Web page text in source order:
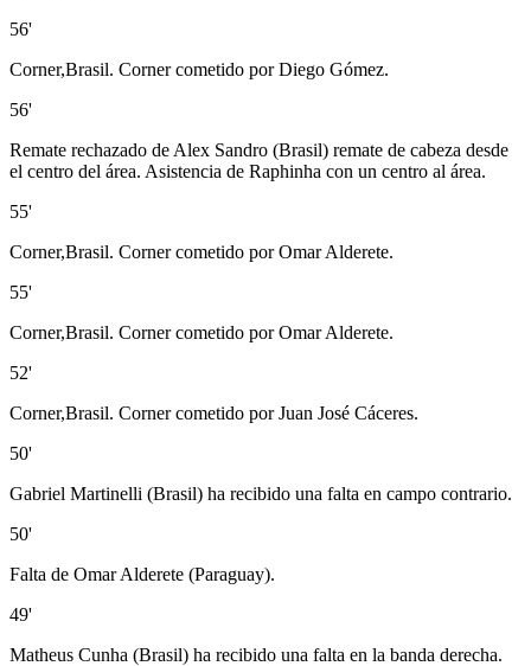
56'
Corner,Brasil. Corner cometido por Diego Gómez.
56'
Remate rechazado de Alex Sandro (Brasil) remate de cabeza desde
el centro del área. Asistencia de Raphinha con un centro al área.
55'
Corner,Brasil. Corner cometido por Omar Alderete.
55'
Corner,Brasil. Corner cometido por Omar Alderete.
52'
Corner,Brasil. Corner cometido por Juan José Cáceres.
50'
Gabriel Martinelli (Brasil) ha recibido una falta en campo contrario.
50'
Falta de Omar Alderete (Paraguay).
49'
Matheus Cunha (Brasil) ha recibido una falta en la banda derecha.